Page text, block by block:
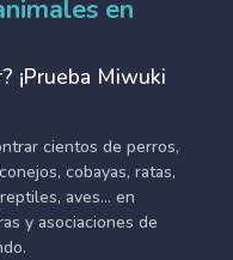
en
¡Prueba Miwuki
cientos de perros,
cobayas, ratas,
aves... en
y asociaciones de